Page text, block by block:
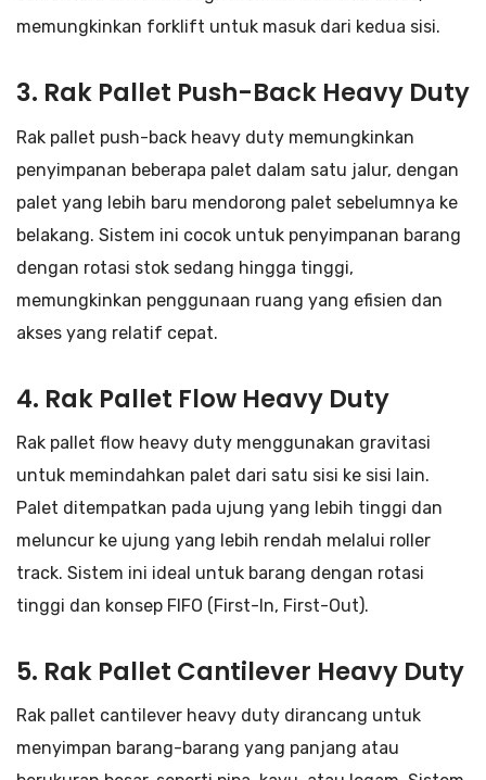
memungkinkan forklift untuk masuk dari kedua sisi.
3. Rak Pallet Push-Back Heavy Duty
Rak pallet push-back heavy duty memungkinkan
penyimpanan beberapa palet dalam satu jalur, dengan
palet yang lebih baru mendorong palet sebelumnya ke
belakang. Sistem ini cocok untuk penyimpanan barang
dengan rotasi stok sedang hingga tinggi,
memungkinkan penggunaan ruang yang efisien dan
akses yang relatif cepat.
4. Rak Pallet Flow Heavy Duty
Rak pallet flow heavy duty menggunakan gravitasi
untuk memindahkan palet dari satu sisi ke sisi lain.
Palet ditempatkan pada ujung yang lebih tinggi dan
meluncur ke ujung yang lebih rendah melalui roller
track. Sistem ini ideal untuk barang dengan rotasi
tinggi dan konsep FIFO (First-In, First-Out).
5. Rak Pallet Cantilever Heavy Duty
Rak pallet cantilever heavy duty dirancang untuk
menyimpan barang-barang yang panjang atau